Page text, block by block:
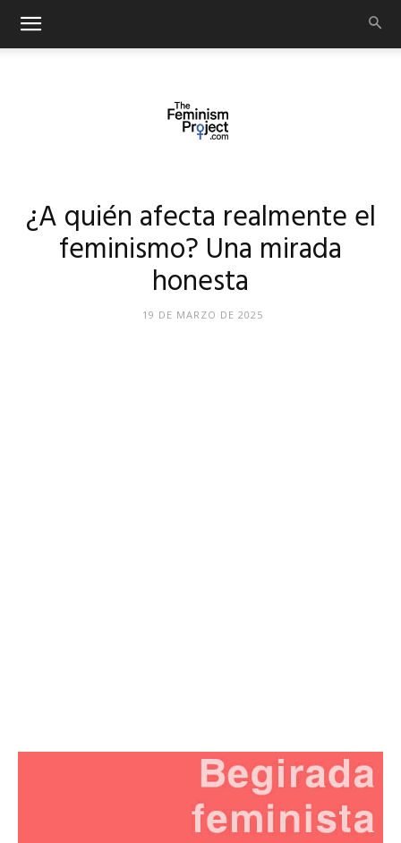
¿A quién afecta realmente el
feminismo? Una mirada
honesta
19 DE MARZO DE 2025